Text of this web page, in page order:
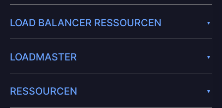
LOAD BALANCER RESSOURCEN
LOADMASTER
RESSOURCEN